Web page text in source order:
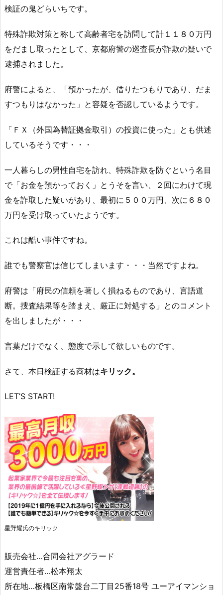
検証の鬼どらいちです。
特殊詐欺対策と称して高齢者宅を訪問して計１１８０万円
をだまし取ったとして、京都府警の巡査長が詐欺の疑いで
逮捕されました。
府警によると、「預かったが、借りたつもりであり、だま
すつもりはなかった」と容疑を否認しているようです。
「ＦＸ（外国為替証拠金取引）の投資に使った」とも供述
しているそうです・・・
一人暮らしの男性自宅を訪れ、特殊詐欺を防ぐという名目
で「お金を預かっておく」とうそを言い、２回にわけて現
金を詐取した疑いがあり、最初に５００万円、次に６８０
万円を受け取っていたようです。
これは酷い事件ですね。
誰でも警察官は信じてしまいます・・・当然ですよね。
府警は「府民の信頼を著しく損ねるものであり、言語道
断。捜査結果等を踏まえ、厳正に対処する」とのコメント
を出しましたが・・・
言葉だけでなく、態度で示して欲しいものです。
さて、本日検証する商材はキリック。
LET’S START!
星野耀氏のキリック
販売会社…合同会社アグラード
運営責任者…松本翔太
所在地…板橋区南常盤台二丁目25番18号 ユーアイマンショ